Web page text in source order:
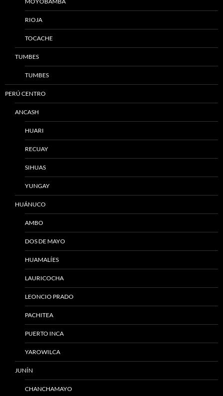
RIOJA
TOCACHE
TUMBES
TUMBES
PERÚ CENTRO
ANCASH
HUARI
RECUAY
SIHUAS
YUNGAY
HUÁNUCO
AMBO
DOS DE MAYO
HUAMALÍES
LAURICOCHA
LEONCIO PRADO
PACHITEA
PUERTO INCA
YAROWILCA
JUNÍN
CHANCHAMAYO